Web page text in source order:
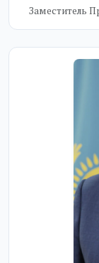
Заместитель